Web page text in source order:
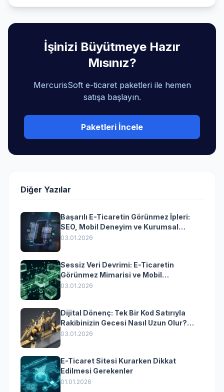
İşinizi Büyütmeye Hazır
Mısınız?
MercurisSoft e-ticaret paketleri ile hemen
satışa başlayın.
Paketleri İncele
Diğer Yazılar
Başarılı E-Ticaretin Görünmez İpleri:
SEO, Mobil Deneyim ve Kurumsal
Yazılımın Kazandıran Senkronizasyonu
03.01.2026
Sessiz Veri Devrimi: E-Ticaretin
Görünmez Mimarisi ve Mobil
Dönüşümün Kurumsal Anahtarı
03.01.2026
Dijital Dönenç: Tek Bir Kod Satırıyla
Rakibinizin Gecesi Nasıl Uzun Olur?
(Kurumsal Yazılımın Güçlü Rolü)
03.01.2026
E-Ticaret Sitesi Kurarken Dikkat
Edilmesi Gerekenler
01.01.2026